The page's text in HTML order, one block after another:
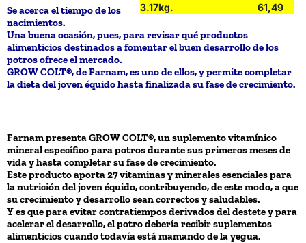
3.17kg.
61,49
Se acerca el tiempo de los
nacimientos.
Una buena ocasión, pues, para revisar qué productos
alimenticios destinados a fomentar el buen desarrollo de los
potros ofrece el mercado.
GROW COLT®, de Farnam, es uno de ellos, y permite completar
la dieta del joven équido hasta finalizada su fase de crecimiento.
Farnam presenta GROW COLT®, un suplemento vitamínico
mineral específico para potros durante sus primeros meses de
vida y hasta completar su fase de crecimiento.
Este producto aporta 27 vitaminas y minerales esenciales para
la nutrición del joven équido, contribuyendo, de este modo, a que
su crecimiento y desarrollo sean correctos y saludables.
Y es que para evitar contratiempos derivados del destete y para
acelerar el desarrollo, el potro debería recibir suplementos
alimenticios cuando todavía está mamando de la yegua.